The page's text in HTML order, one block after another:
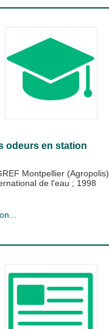
odeurs en station
Montpellier (Agropolis)
de l'eau ; 1998